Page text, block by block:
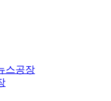
스공장